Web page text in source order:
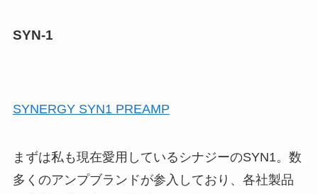
SYN-1
SYNERGY SYN1 PREAMP
まずは私も現在愛用しているシナジーのSYN1。数
多くのアンプブランドが参入しており、各社製品